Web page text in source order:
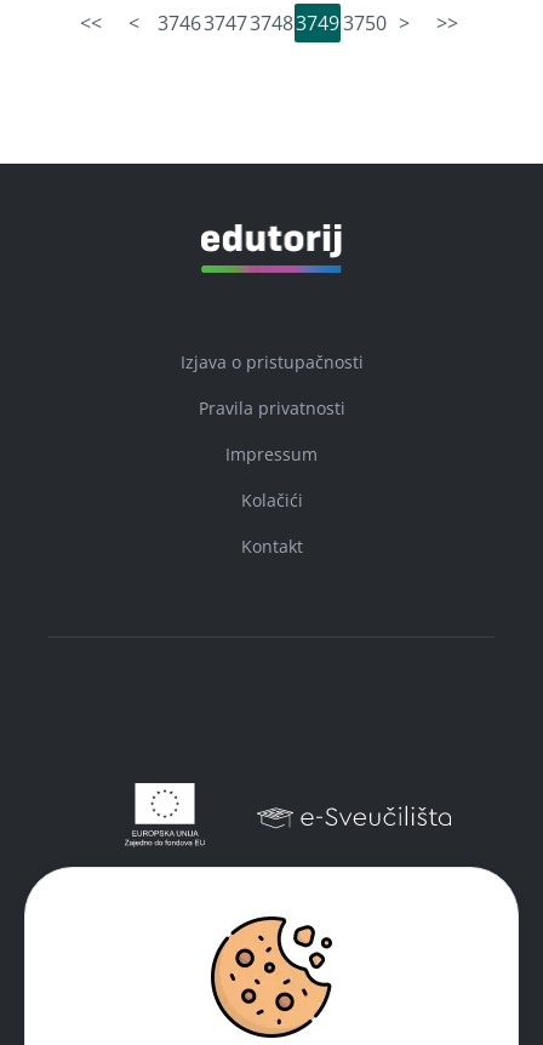
<< < 37463747374837493750 > >>
Izjava o pristupačnosti
Pravila privatnosti
Impressum
Kolačići
Kontakt